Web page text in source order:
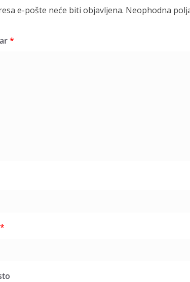
e-pošte neće biti objavljena. Neophodna
*
*